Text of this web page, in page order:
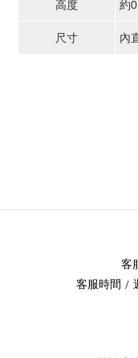
高度 約
尺寸 內
客
客服時間 /